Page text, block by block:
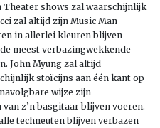
Theater shows zal waarschijnlijk
zal altijd zijn Music Man
in allerlei kleuren blijven
meest verbazingwekkende
John Myung zal altijd
stoïcijns aan één kant op
wijze zijn
z’n basgitaar blijven voeren.
techneuten blijven verbazen